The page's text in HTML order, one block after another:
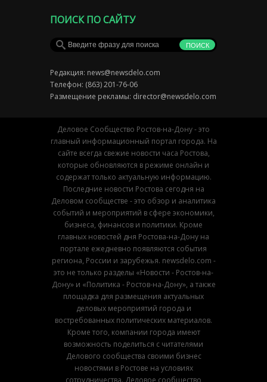
ПОИСК ПО САЙТУ
Редакция: news@newsdelo.com
Телефон: (863) 201-76-06
Размещение рекламы: director@newsdelo.com
Деловое Сообщество Ростов-на-Дону - это
главный информационный портал города. На
сайте всегда свежие новости часа Ростова,
которые обновляются в режиме онлайн и
содержат только актуальную информацию.
Последние новости Ростова сегодня на
Деловом сообществе - это обзор и аналитика
событий и мероприятий в сфере экономики,
бизнеса, финансов и политики. Кроме
главных новостей дня Ростова-на-Дону на
портале ежедневно появляются события
региона, России и зарубежья. newsdelo.com -
это не только разделы «Новости - Ростов-на-
Дону» и «Политика - Ростов-на-Дону», а также
площадка для размещения актуальных
деловых мероприятий города и
востребованных политических материалов.
Кроме того, компании города имеют
возможность поделиться с читателями
Делового сообщества своими бизнес
новостями в Ростове на условиях